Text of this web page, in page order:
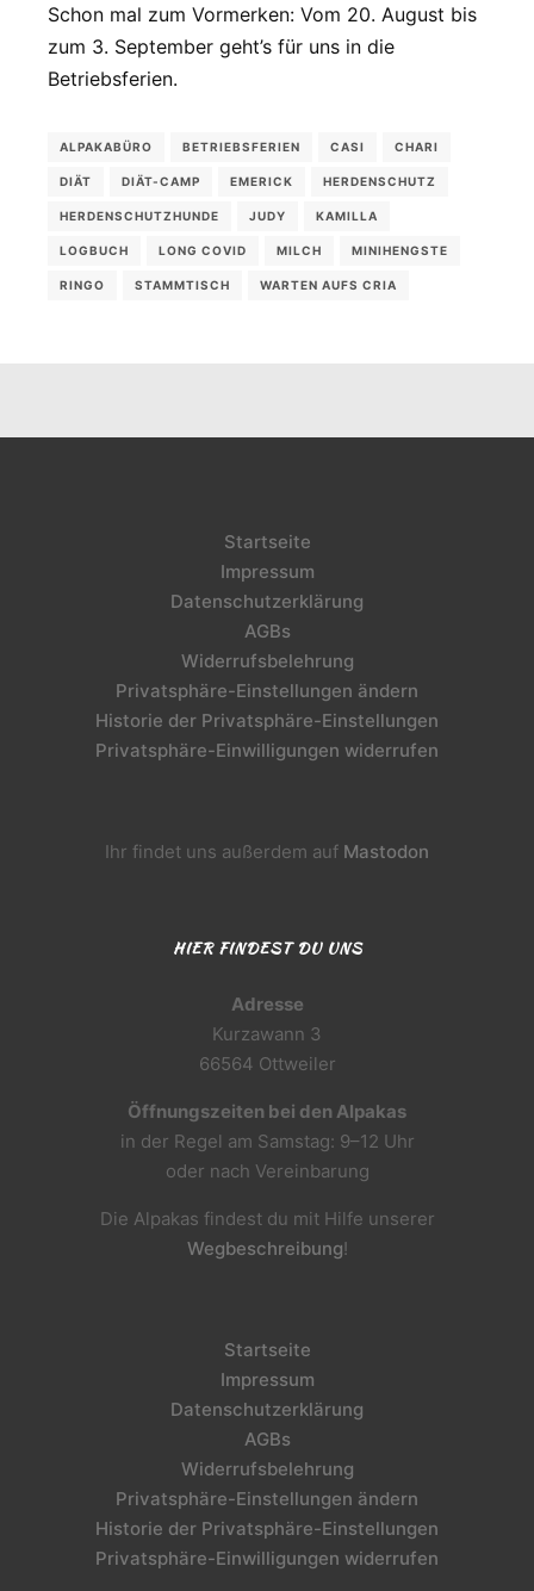
Schon mal zum Vormerken: Vom 20. August bis
zum 3. September geht’s für uns in die
Betriebsferien.
ALPAKABÜRO BETRIEBSFERIEN CASI CHARI
DIÄT DIÄT-CAMP EMERICK HERDENSCHUTZ
HERDENSCHUTZHUNDE JUDY KAMILLA
LOGBUCH LONG COVID MILCH MINIHENGSTE
RINGO STAMMTISCH WARTEN AUFS CRIA
Startseite
Impressum
Datenschutzerklärung
AGBs
Widerrufsbelehrung
Privatsphäre-Einstellungen ändern
Historie der Privatsphäre-Einstellungen
Privatsphäre-Einwilligungen widerrufen
Ihr findet uns außerdem auf Mastodon
HIER FINDEST DU UNS
Adresse
Kurzawann 3
66564 Ottweiler
Öffnungszeiten bei den Alpakas
in der Regel am Samstag: 9–12 Uhr
oder nach Vereinbarung
Die Alpakas findest du mit Hilfe unserer
Wegbeschreibung!
Startseite
Impressum
Datenschutzerklärung
AGBs
Widerrufsbelehrung
Privatsphäre-Einstellungen ändern
Historie der Privatsphäre-Einstellungen
Privatsphäre-Einwilligungen widerrufen